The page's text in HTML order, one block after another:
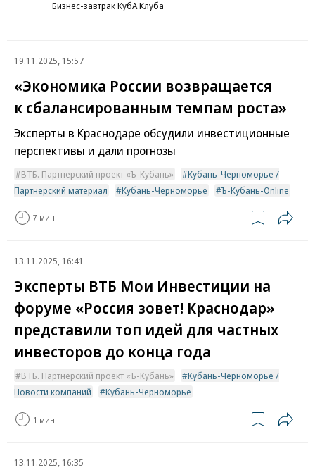
Бизнес-завтрак КубА Клуба
19.11.2025, 15:57
«Экономика России возвращается
к сбалансированным темпам роста»
Эксперты в Краснодаре обсудили инвестиционные
перспективы и дали прогнозы
ВТБ. Партнерский проект «Ъ-Кубань»
Кубань-Черноморье /
Партнерский материал
Кубань-Черноморье Ъ-Кубань-Online
7 мин.
13.11.2025, 16:41
Эксперты ВТБ Мои Инвестиции на
форуме «Россия зовет! Краснодар»
представили топ идей для частных
инвесторов до конца года
ВТБ. Партнерский проект «Ъ-Кубань»
Кубань-Черноморье /
Новости компаний
Кубань-Черноморье
1 мин.
13.11.2025, 16:35